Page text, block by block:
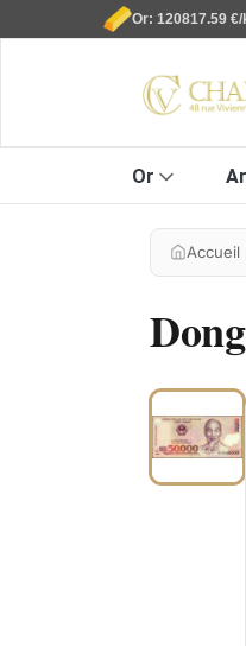
Or: 120817.59 €/
Or
Accueil